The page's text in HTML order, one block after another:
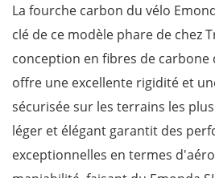
La fourche carbon du vélo
clé de ce modèle phare de chez
conception en fibres de carbone
offre une excellente rigidité et
sécurisée sur les terrains les
léger et élégant garantit des
exceptionnelles en termes